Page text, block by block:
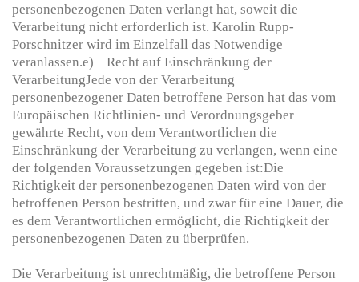
personenbezogenen Daten verlangt hat, soweit die
Verarbeitung nicht erforderlich ist. Karolin Rupp-
Porschnitzer wird im Einzelfall das Notwendige
veranlassen.e) Recht auf Einschränkung der
VerarbeitungJede von der Verarbeitung
personenbezogener Daten betroffene Person hat das vom
Europäischen Richtlinien- und Verordnungsgeber
gewährte Recht, von dem Verantwortlichen die
Einschränkung der Verarbeitung zu verlangen, wenn eine
der folgenden Voraussetzungen gegeben ist:Die
Richtigkeit der personenbezogenen Daten wird von der
betroffenen Person bestritten, und zwar für eine Dauer, die
es dem Verantwortlichen ermöglicht, die Richtigkeit der
personenbezogenen Daten zu überprüfen.
Die Verarbeitung ist unrechtmäßig, die betroffene Person